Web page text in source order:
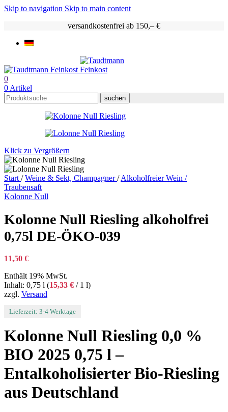
Skip to navigation Skip to main content
versandkostenfrei ab 150,– €
0
0 Artikel
suchen
Klick zu Vergrößern
Start / Weine & Sekt, Champagner/ Alkoholfreier Wein /
Traubensaft
Kolonne Null
Kolonne Null Riesling alkoholfrei
0,75l DE-ÖKO-039
11,50 €
Enthält 19% MwSt.
Inhalt: 0,75 l (15,33 € / 1 l)
zzgl. Versand
Lieferzeit: 3-4 Werktage
Kolonne Null Riesling 0,0 %
BIO 2025 0,75 l –
Entalkoholisierter Bio-Riesling
aus Deutschland